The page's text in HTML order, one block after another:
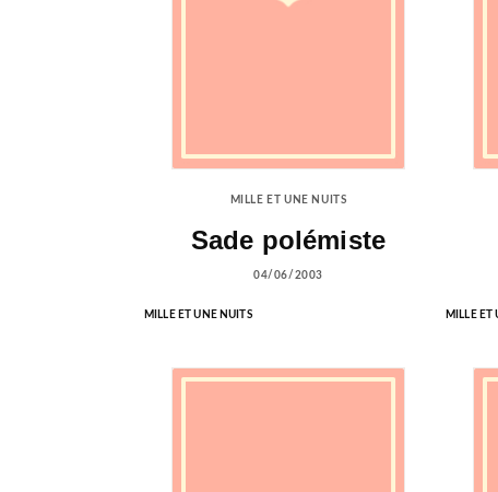
MILLE ET UNE NUITS
Sade polémiste
04/06/2003
MILLE ET UNE NUITS MILLE ET